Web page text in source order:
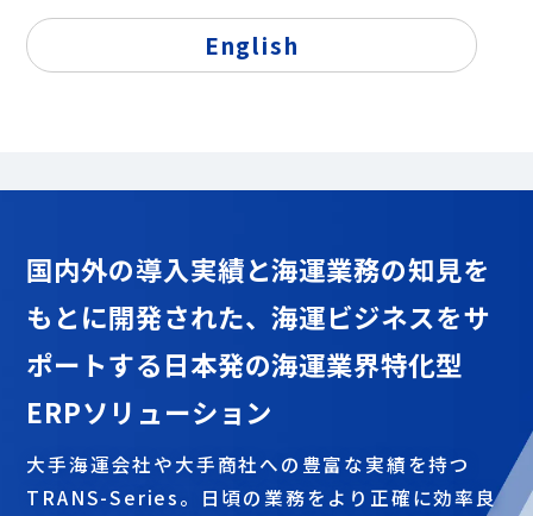
English
海運業特化ERPパッケージ
国内外の導入実績と海運業務の知見を
もとに開発された、海運ビジネスをサ
ポートする日本発の海運業界特化型
ERPソリューション
大手海運会社や大手商社への豊富な実績を持つ
TRANS-Series。日頃の業務をより正確に効率良